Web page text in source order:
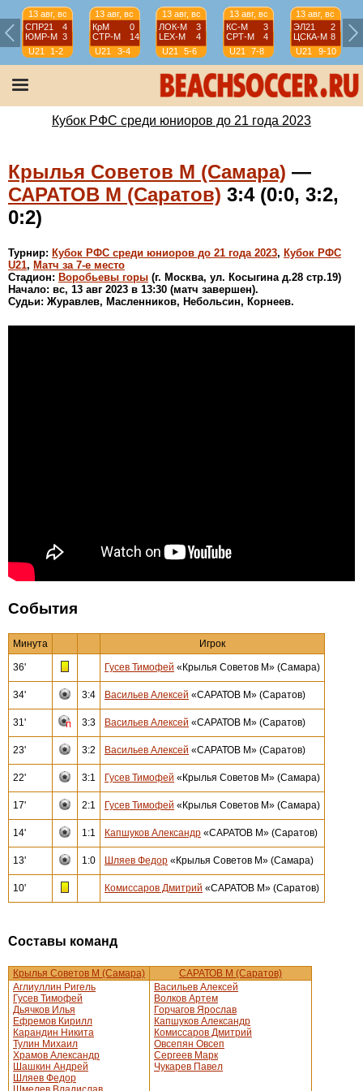
13 авг, вс
СПР21
4
ЮМР-М 3
U21
1-2
13 авг, вс
КрМ
0
СТР-М
14
U21
3-4
13 авг, вс
ЛОК-М
3
LEX-М
4
U21
5-6
13 авг, вс
КС-М
3
СРТ-М
4
U21
7-8
13 авг, вс
ЭЛ21
2
ЦСКА-М 8
U21
9-10
Кубок РФС среди юниоров до 21 года 2023
Крылья Советов М (Самара) —
САРАТОВ М (Саратов) 3:4 (0:0, 3:2,
0:2)
Турнир: Кубок РФС среди юниоров до 21 года 2023, Кубок РФС
U21, Матч за 7-е место
Стадион: Воробьевы горы (г. Москва, ул. Косыгина д.28 стр.19)
Начало: вс, 13 авг 2023 в 13:30 (матч завершен).
Судьи: Журавлев, Масленников, Небольсин, Корнеев.
События
Минута Игрок
36' Гусев Тимофей «Крылья Советов М» (Самара)
34' 3:4 Васильев Алексей «САРАТОВ М» (Саратов)
31' 3:3 Васильев Алексей «САРАТОВ М» (Саратов)
23' 3:2 Васильев Алексей «САРАТОВ М» (Саратов)
22' 3:1 Гусев Тимофей «Крылья Советов М» (Самара)
17' 2:1 Гусев Тимофей «Крылья Советов М» (Самара)
14' 1:1 Капшуков Александр «САРАТОВ М» (Саратов)
13' 1:0 Шляев Федор «Крылья Советов М» (Самара)
10' Комиссаров Дмитрий «САРАТОВ М» (Саратов)
Составы команд
Крылья Советов М (Самара)
САРАТОВ М (Саратов)
Аглиуллин Ригель
Гусев Тимофей
Дьячков Илья
Ефремов Кирилл
Карандин Никита
Тулин Михаил
Храмов Александр
Шашкин Андрей
Шляев Федор
Васильев Алексей
Волков Артем
Горчагов Ярослав
Капшуков Александр
Комиссаров Дмитрий
Овсепян Овсеп
Сергеев Марк
Чукарев Павел